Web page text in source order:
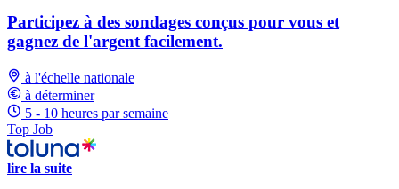
Participez à des sondages conçus pour vous et
gagnez de l'argent facilement.
à l'échelle nationale
à déterminer
5 - 10 heures par semaine
Top Job
lire la suite